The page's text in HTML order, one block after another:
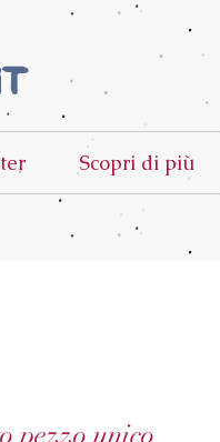
Scopri di più